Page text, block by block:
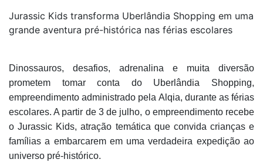
Jurassic Kids transforma Uberlândia Shopping em uma
grande aventura pré-histórica nas férias escolares
Dinossauros, desafios, adrenalina e muita diversão
prometem tomar conta do Uberlândia Shopping,
empreendimento administrado pela Alqia, durante as férias
escolares. A partir de 3 de julho, o empreendimento recebe
o Jurassic Kids, atração temática que convida crianças e
famílias a embarcarem em uma verdadeira expedição ao
universo pré-histórico.